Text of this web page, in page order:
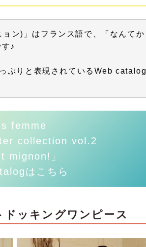
ョン)」はフランス語で、「なんてか
♪
ぷりと表現されているWeb catalog
femme
collection vol.2
mignon!」
はこちら
ドッキングワンピース